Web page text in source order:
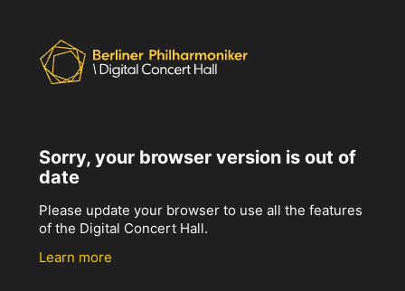
Sorry, your browser version is out of
date
Please update your browser to use all the features
of the Digital Concert Hall.
Learn more